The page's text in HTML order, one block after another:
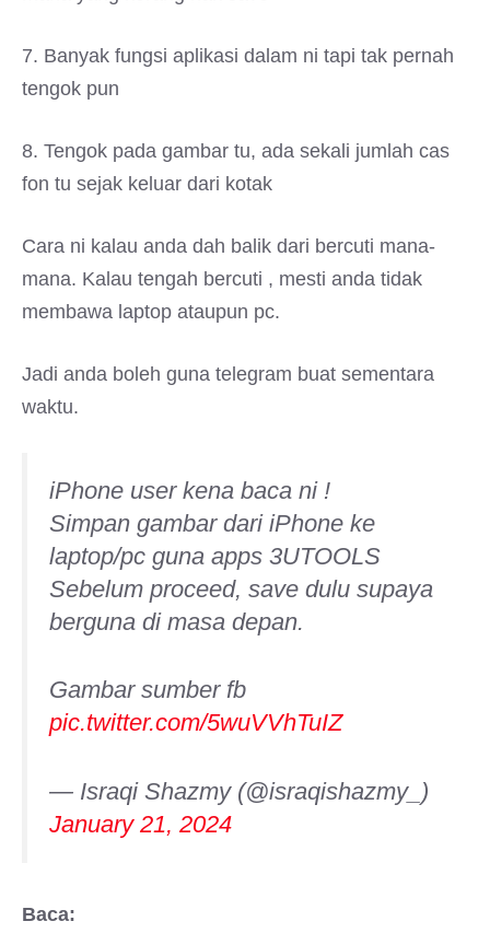
7. Banyak fungsi aplikasi dalam ni tapi tak pernah
tengok pun
8. Tengok pada gambar tu, ada sekali jumlah cas
fon tu sejak keluar dari kotak
Cara ni kalau anda dah balik dari bercuti mana-
mana. Kalau tengah bercuti , mesti anda tidak
membawa laptop ataupun pc.
Jadi anda boleh guna telegram buat sementara
waktu.
iPhone user kena baca ni !
Simpan gambar dari iPhone ke
laptop/pc guna apps 3UTOOLS
Sebelum proceed, save dulu supaya
berguna di masa depan.
Gambar sumber fb
pic.twitter.com/5wuVVhTuIZ
— Israqi Shazmy (@israqishazmy_)
January 21, 2024
Baca: